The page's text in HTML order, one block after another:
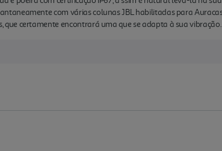
com várias colunas JBL habilitadas para
que certamente encontrará uma que se adapta à sua